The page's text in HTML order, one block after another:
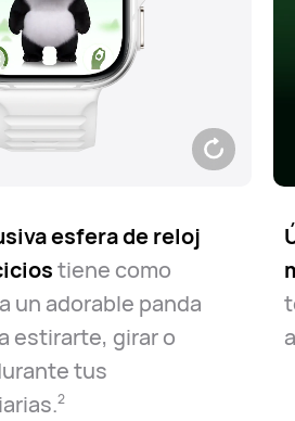
esfera de reloj
tiene como
un adorable panda
estirarte, girar o
tus
2